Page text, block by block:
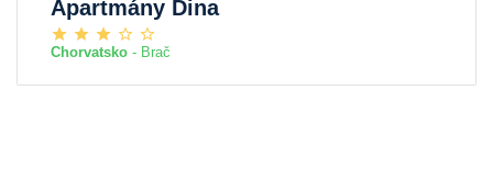
Apartmány Dina
Chorvatsko - Brač